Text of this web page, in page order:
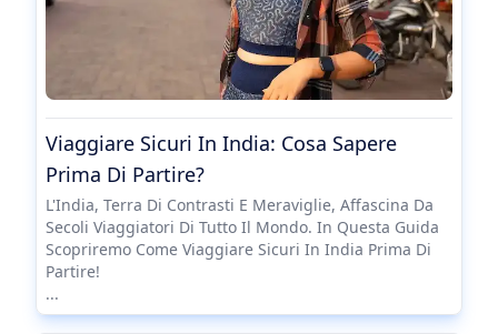
Viaggiare Sicuri In India: Cosa Sapere
Prima Di Partire?
L'India, Terra Di Contrasti E Meraviglie, Affascina Da
Secoli Viaggiatori Di Tutto Il Mondo. In Questa Guida
Scopriremo Come Viaggiare Sicuri In India Prima Di
Partire!
...